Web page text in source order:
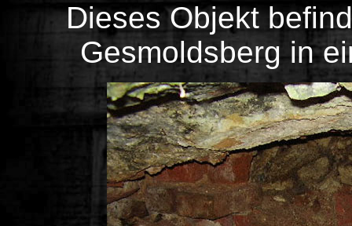
Dieses Objekt
Gesmoldsberg in